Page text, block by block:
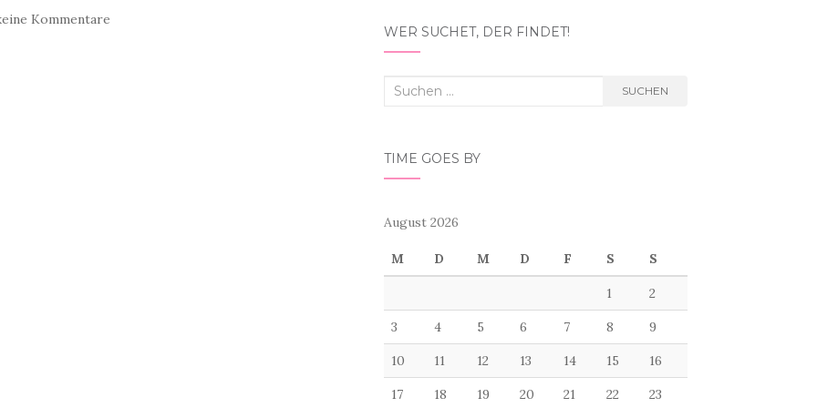
Kommentare
WER SUCHET, DER FINDET!
Suchen
SUCHEN
TIME GOES BY
August 2026
M D M D F S S
1 2
3 4 5 6 7 8 9
10 11 12 13 14 15 16
17 18 19 20 21 22 23